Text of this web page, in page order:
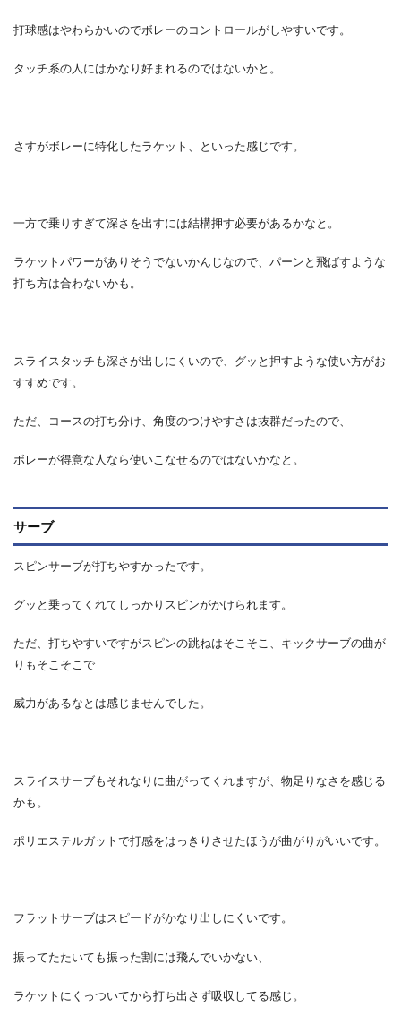
打球感はやわらかいのでボレーのコントロールがしやすいです。
タッチ系の人にはかなり好まれるのではないかと。
さすがボレーに特化したラケット、といった感じです。
一方で乗りすぎて深さを出すには結構押す必要があるかなと。
ラケットパワーがありそうでないかんじなので、パーンと飛ばすような
打ち方は合わないかも。
スライスタッチも深さが出しにくいので、グッと押すような使い方がお
すすめです。
ただ、コースの打ち分け、角度のつけやすさは抜群だったので、
ボレーが得意な人なら使いこなせるのではないかなと。
サーブ
スピンサーブが打ちやすかったです。
グッと乗ってくれてしっかりスピンがかけられます。
ただ、打ちやすいですがスピンの跳ねはそこそこ、キックサーブの曲が
りもそこそこで
威力があるなとは感じませんでした。
スライスサーブもそれなりに曲がってくれますが、物足りなさを感じる
かも。
ポリエステルガットで打感をはっきりさせたほうが曲がりがいいです。
フラットサーブはスピードがかなり出しにくいです。
振ってたたいても振った割には飛んでいかない、
ラケットにくっついてから打ち出さず吸収してる感じ。